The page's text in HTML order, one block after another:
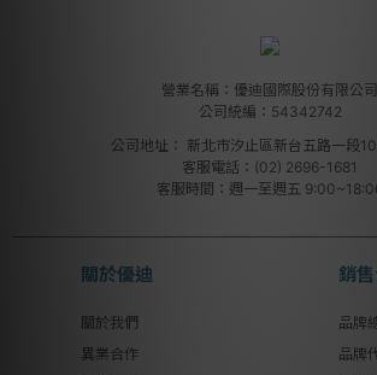
營業名稱：優迪國際股份有限公司
公司統編：54342742
公司地址： 新北市汐止區新台五路一段
客服電話：(02) 2696-1681
客服時間：週一至週五
關於優迪
關於我們
異業合作
銷
品牌
品牌